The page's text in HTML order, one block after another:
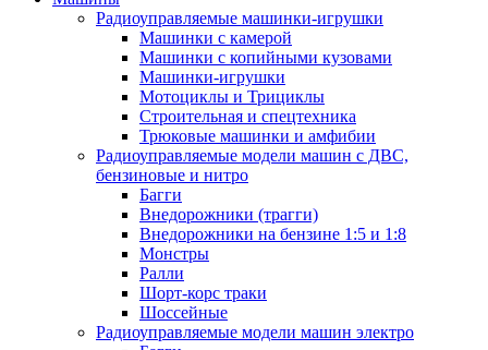
Радиоуправляемые машинки-игрушки
Машинки с камерой
Машинки с копийными кузовами
Машинки-игрушки
Мотоциклы и Трициклы
Строительная и спецтехника
Трюковые машинки и амфибии
Радиоуправляемые модели машин с ДВС,
бензиновые и нитро
Багги
Внедорожники (трагги)
Внедорожники на бензине 1:5 и 1:8
Монстры
Ралли
Шорт-корс траки
Шоссейные
Радиоуправляемые модели машин электро